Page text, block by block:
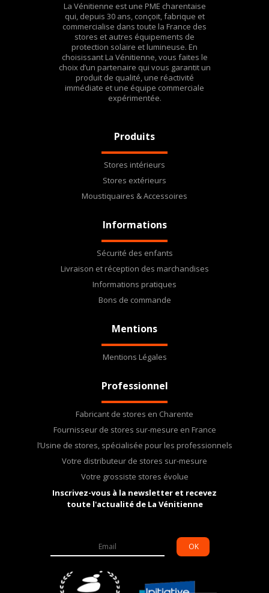
La Vénitienne est une PME charentaise
qui, depuis 30 ans, conçoit, fabrique et
commercialise dans toute la France des
stores et autres équipements de
protection solaire et lumineuse. En
choisissant La Vénitienne, vous faites le
choix d’un partenaire qui vous garantit un
produit de qualité, une réactivité
immédiate et une équipe commerciale
expérimentée.
Produits
Stores intérieurs
Stores extérieurs
Moustiquaires & Accessoires
Informations
Sécurité des enfants
Livraison et réception des marchandises
Informations pratiques
Bons de commande
Mentions
Mentions Légales
Professionnel
Fabricant de stores en Charente
Fournisseur de stores sur-mesure en France
l’Usine de stores, spécialisée pour les professionnels
Votre distributeur de stores sur-mesure
Votre grossiste stores évolue
Inscrivez-vous à la newsletter et recevez
toute l'actualité de La Vénitienne
OK